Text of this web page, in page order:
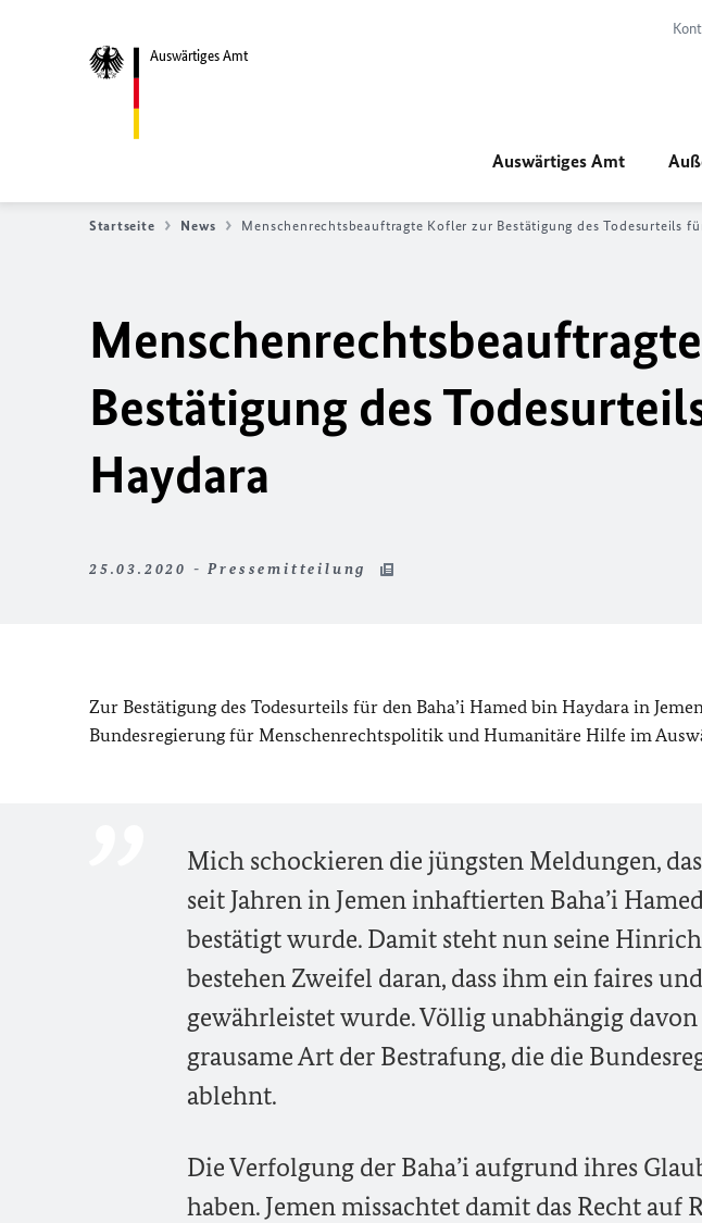
Auswärtiges Amt
Auswärtiges Amt
Startseite News Menschenrechtsbeauftragte Kofler zur Bestätigung des Todesurteils
Bestätigung des
Haydara
25.03.2020 - Pressemitteilung
Zur Bestätigung des Todesurteils für den Baha’i Hamed bin Haydara in
Bundesregierung für Menschenrechtspolitik und Humanitäre Hilfe im
Mich schockieren die jüngsten Meldungen,
seit Jahren in Jemen inhaftierten Baha’i
bestätigt wurde. Damit steht nun seine
bestehen Zweifel daran, dass ihm ein faires
gewährleistet wurde. Völlig unabhängig davon
grausame Art der Bestrafung, die die
ablehnt.
Die Verfolgung der Baha’i aufgrund ihres
haben. Jemen missachtet damit das Recht auf